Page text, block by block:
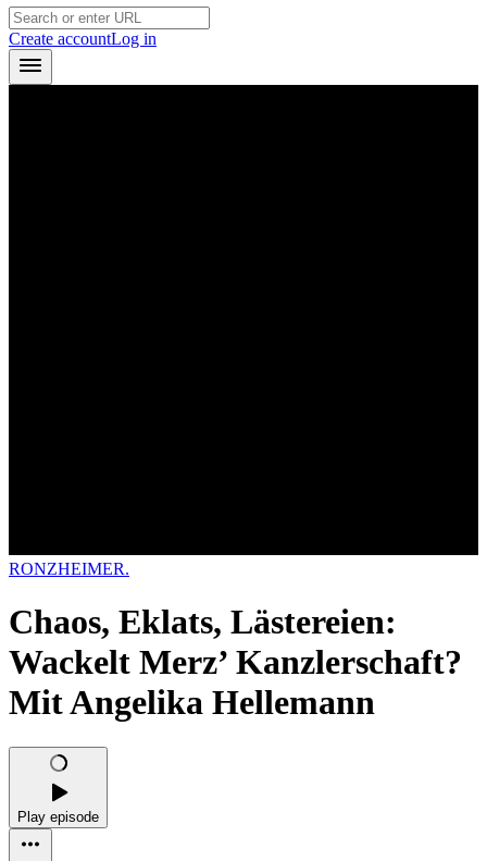
Create accountLog in
RONZHEIMER.
Chaos, Eklats, Lästereien:
Wackelt Merz’ Kanzlerschaft?
Mit Angelika Hellemann
Play episode